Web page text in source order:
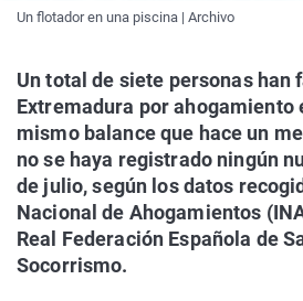
Un flotador en una piscina | Archivo
Un total de siete personas han
Extremadura por ahogamiento
mismo balance que hace un
no se haya registrado ningún
de julio, según los datos
Nacional de Ahogamientos
Real Federación Española de
Socorrismo.